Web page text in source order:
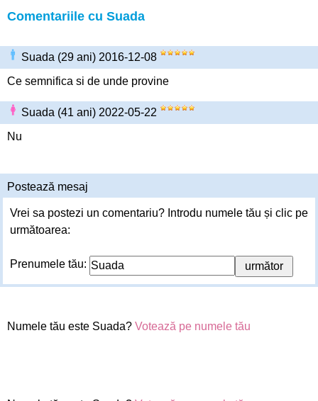
Comentariile cu Suada
Suada (29 ani) 2016-12-08
Ce semnifica si de unde provine
Suada (41 ani) 2022-05-22
Nu
Postează mesaj
Vrei sa postezi un comentariu? Introdu numele tău și clic pe
următoarea:
Prenumele tău:
Numele tău este Suada? Votează pe numele tău